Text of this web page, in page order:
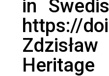
in
https://